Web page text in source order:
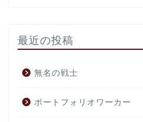
最近の投稿
無名の戦士
ポートフォリオワーカー